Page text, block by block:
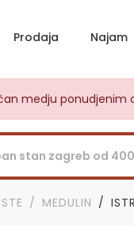
Prodaja Najam
medju ponudjenim
MEDULIN